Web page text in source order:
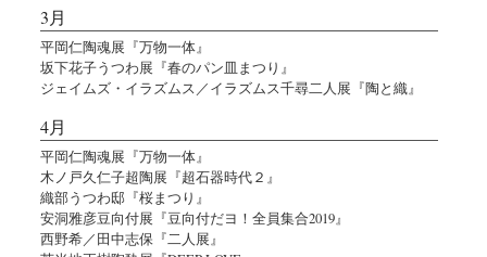
3月
平岡仁陶魂展『万物一体』
坂下花子うつわ展『春のパン皿まつり』
ジェイムズ・イラズムス／イラズムス千尋二人展『陶と織』
4月
平岡仁陶魂展『万物一体』
木ノ戸久仁子超陶展『超石器時代２』
織部うつわ邸『桜まつり』
安洞雅彦豆向付展『豆向付だヨ！全員集合2019』
西野希／田中志保『二人展』